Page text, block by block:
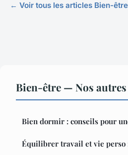
← Voir tous les articles Bien-être
Bien-être — Nos
Bien dormir : conseils pour
Équilibrer travail et vie perso